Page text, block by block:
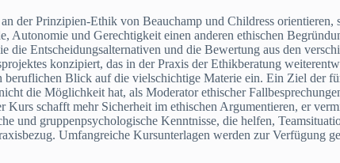
der Prinzipien-Ethik von Beauchamp und Childress
Autonomie und Gerechtigkeit einen anderen ethischen
die Entscheidungsalternativen und die Bewertung aus den
konzipiert, das in der Praxis der Ethikberatung
Blick auf die vielschichtige Materie ein. Ein Ziel der
die Möglichkeit hat, als Moderator ethischer
schafft mehr Sicherheit im ethischen Argumentieren, er
und gruppenpsychologische Kenntnisse, die helfen,
Umfangreiche Kursunterlagen werden zur Verfügung